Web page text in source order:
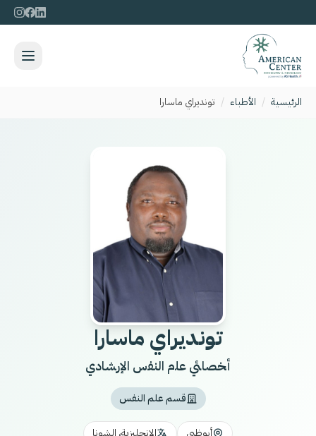
الرئيسية / الأطباء / تونديراي ماسارا
تونديراي ماسارا
أﺨﺼﺎﺌﻲ ﻋﻠم اﻟﻨﻔس اﻹرﺸﺎدي
قسم علم النفس